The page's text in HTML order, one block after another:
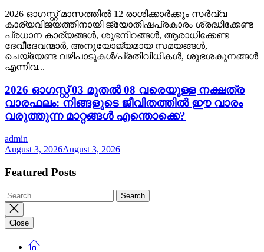
2026 ഓഗസ്റ്റ് മാസത്തിൽ 12 രാശിക്കാർക്കും സർവ്വ
കാര്യവിജയത്തിനായി ജ്യോതിഷപ്രകാരം ശ്രദ്ധിക്കേണ്ട
പ്രധാന കാര്യങ്ങൾ, ശുഭനിറങ്ങൾ, ആരാധിക്കേണ്ട
ദേവീദേവന്മാർ, അനുയോജ്യമായ സമയങ്ങൾ,
ചെയ്യേണ്ട വഴിപാടുകൾ/പ്രതിവിധികൾ, ശുഭശകുനങ്ങൾ
എന്നിവ...
2026 ഓഗസ്റ്റ് 03 മുതൽ 08 വരെയുള്ള നക്ഷത്ര
വാരഫലം: നിങ്ങളുടെ ജീവിതത്തിൽ ഈ വാരം
വരുത്തുന്ന മാറ്റങ്ങൾ എന്തൊക്കെ?
admin
August 3, 2026August 3, 2026
Featured Posts
Search
for:
Close